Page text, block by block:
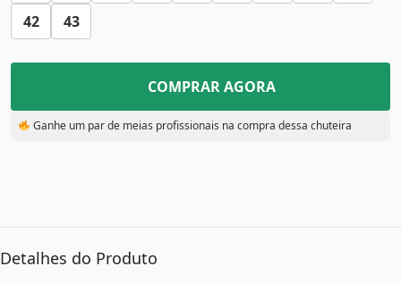
42
43
COMPRAR AGORA
Ganhe um par de meias profissionais na compra dessa chuteira
Detalhes do Produto